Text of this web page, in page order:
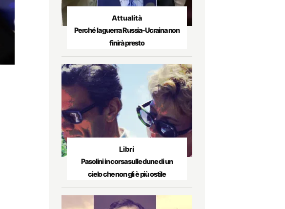
Attualità
Perché la guerra Russia-Ucraina non
finirà presto
Libri
Pasolini in corsa sulle dune di un
cielo che non gli è più ostile